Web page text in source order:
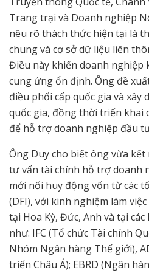
Trang trại và Doanh nghiệp
nêu rõ thách thức hiện tại là
chung và cơ sở dữ liệu liên
Điều này khiến doanh nghiệp
cung ứng ổn định. Ông đề
điều phối cấp quốc gia và xây
quốc gia, đồng thời triển khai
để hỗ trợ doanh nghiệp đầu
Ông Duy cho biết ông vừa
tư vấn tài chính hỗ trợ doanh
mới nổi huy động vốn từ các
(DFI), với kinh nghiệm làm
tại Hoa Kỳ, Đức, Anh và tại
như: IFC (Tổ chức Tài chính
Nhóm Ngân hàng Thế giới),
triển Châu Á); EBRD (Ngân